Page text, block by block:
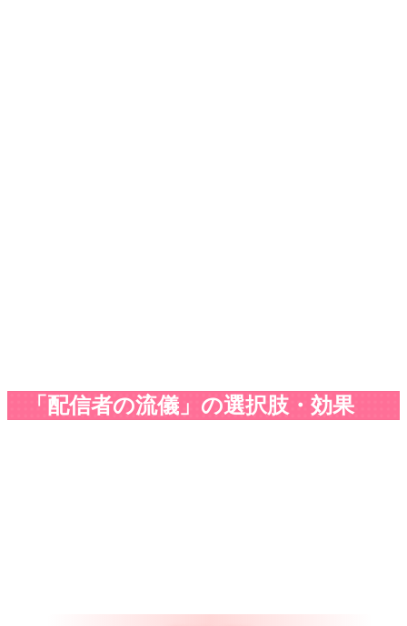
「配信者の流儀」の選択肢・効果